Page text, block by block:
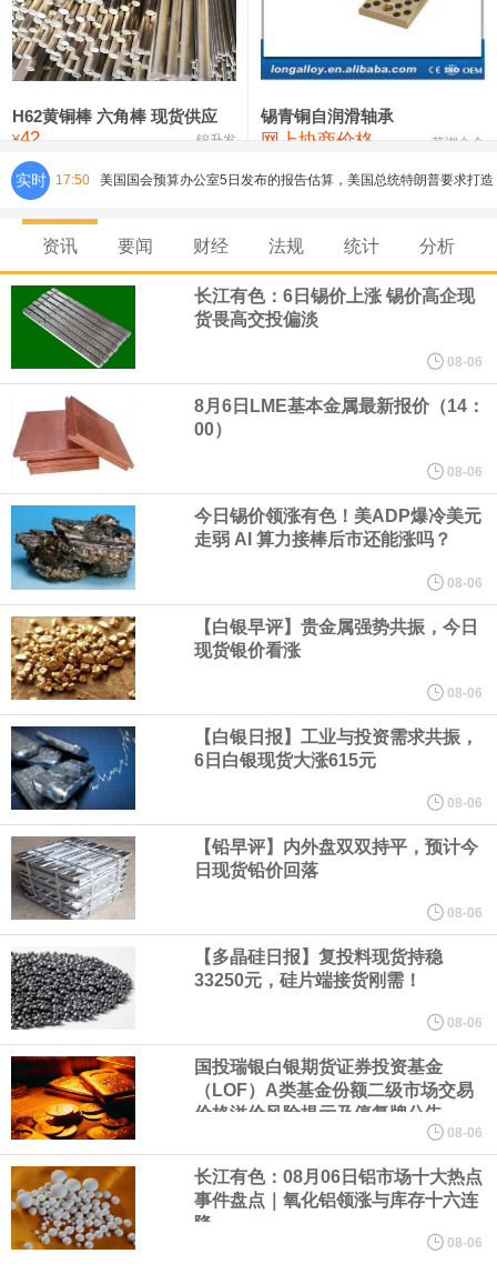
铸造铝合金锭(ZLD104) 24,100—24,300 24,200
压铸锌合金锭 26,250—26,450
氯化镍 38,300—40,300 39,300 0
H62黄铜棒 六角棒 现货供应
¥42 锦升发
锡青铜自润滑轴承
网上协商价格 芜湖合金
实时 17:50 美国国会预算办公室5日发布的报告估算，美国总统特朗普要求打造
的海军全新核动力“黄金舰队”可能需要在今后数十年间支出约2750
亿美元。其中，首艘“特朗普级”战列舰“无畏”号预估造价比原来至少
高50%。
芝加哥期权交易所全球市场公司（CBOE GLOBAL MARKETS
INC）：CBOE 欧洲清算所将于 8 月 24 日起，将证券融资交易清算
业务拓展至固定收益品类。
周四，亚洲科技股下跌，跟随隔夜交易中回调的美国同行，凸显了
全球科技股波动性的加剧。 日本市场中，软银股价收盘下跌4.4%，
芯片设备制造商东京电子股价下跌近6%，日本存储芯片制造商铠侠
股价下跌超过10%。
WPP股价料创1992年以来最大单日涨幅，上涨25%至11个月高位。
谷歌规划的印度数据中心枢纽建设工作正在如火如荼推进，项目所
在地上方的山坡已经被开挖，露出赤红土层，并修出层层台地。但
环保人士的反对声浪持续高涨，给这家美国科技巨头总规模 150 亿
美元的项目制造重重阻碍
欧股开盘涨跌不一，德国DAX指数跌0.29%，英国富时100指数涨
0.08%，法国CAC40指数涨0.03%，欧洲斯托克50指数跌0.15%，
意大利富时MIB指数跌0.18%。
LME伦镍日内跌超3.00%，现报16574.100美元/吨。
资讯 要闻 财经 法规 统计 分析
长江有色：6日锡价上涨 锡价高企现
货畏高交投偏淡
08-06
8月6日LME基本金属最新报价（14：
00）
08-06
今日锡价领涨有色！美ADP爆冷美元
走弱 AI 算力接棒后市还能涨吗？
08-06
【白银早评】贵金属强势共振，今日
现货银价看涨
08-06
【白银日报】工业与投资需求共振，
6日白银现货大涨615元
08-06
【铅早评】内外盘双双持平，预计今
日现货铅价回落
08-06
【多晶硅日报】复投料现货持稳
33250元，硅片端接货刚需！
08-06
国投瑞银白银期货证券投资基金
（LOF）A类基金份额二级市场交易
价格溢价风险提示及停复牌公告
08-06
长江有色：08月06日铝市场十大热点
事件盘点｜氧化铝领涨与库存十六连
降
08-06